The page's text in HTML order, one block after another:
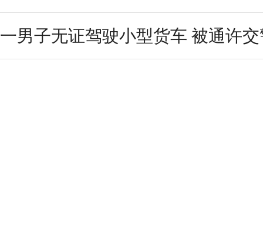
一男子无证驾驶小型货车 被通许